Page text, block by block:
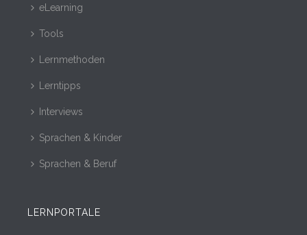
eLearning
Tools
Lernmethoden
Lerntipps
Interviews
Sprachen & Kinder
Sprachen & Beruf
LERNPORTALE